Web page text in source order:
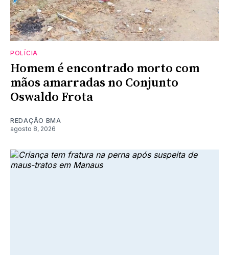
POLÍCIA
Homem é encontrado morto com
mãos amarradas no Conjunto
Oswaldo Frota
REDAÇÃO BMA
agosto 8, 2026